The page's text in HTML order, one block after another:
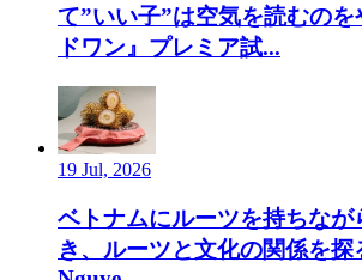
て”いい子”は空気を読むのを
ドワン』プレミア試...
19 Jul, 2026
ベトナムにルーツを持ちなが
き、ルーツと文化の関係を